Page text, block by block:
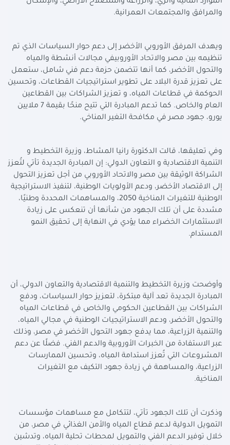
الموارد المائية والري، والزراعة واستصلاح الأراضي، والإسكان
والمرافق والمجتمعات العمرانية.
ويهدف المرفق الأوروبي الأخضر إلى دعم حوار السياسات الذي تم
تنظيمه بين مصر والاتحاد الأوروبيفي مجالات أنشطة والمياه
والتحول الأخضر، كما أنها تتضمن حزمة دعم فني شامل، ستعمل
على تعزيز قدرة البلاد على تطوير استراتيجيات القطاعات، وتحسين
الحوكمة في قطاعات المياه، و تعزيز الشراكات بين القطاعين
العام والخاص. كما تدعم المبادرة التي تتيح منحًا بقيمة 7 ملايين
يورو، جهود مصر في مكافحة التغير المناخي.
وفي تعليقها، قالت الدكتورة رانيا المشاط، وزيرة التخطيط و
التنمية الاقتصادية و التعاون الدولي: إن المبادرة الجديدة تأتي لتُعزز
الشراكة الوثيقة بين مصر والاتحاد الأوروبي من أجل تعزيز التحول
إلى الاقتصاد الأخضر، ودعم الأولويات الوطنية، لتنفيذ الاستراتيجية
الوطنية للتغيرات المناخية 2050، والمساهمات المحددة وطنيًا،
مشددة على أن تلك الجهود من شأنها أن تنعكس على زيادة
الاستثمارات الخضراء مما يؤدي في النهاية إلى تحقيق النمو
المستدام.
وأوضحت وزيرة التخطيط والتنمية الاقتصادية والتعاون الدولي، أن
المبادرة الجديدة تعد آلية مبتكرة، لتعزيز حوار السياسات، ودفع
الشراكات بين القطاعين الحكومي والخاص في قطاعات المياه
والتحول الأخضر، ودعم الاستراتيجيات الوطنية في مجالي المياه،
والتنمية الزراعية، مما يدفع جهود التحول الأخضر في مصر، وذلك
عبر الاستفادة من الخبرات الأوروبية والدعم الفني. فضلًا عن دعم
المشروعات التي تُعزز استدامة المياه، وتحسين الممارسات
الزراعية، والمساهمة في زيادة جهود التكيف مع التغيرات
المناخية.
وذكرت أن تلك الجهود تأتي، لتتكامل مع مساهمات مؤسسات
التمويل الدولية لدعم قطاع المياه والأمن الغذائي في مصر، من
خلال توفير الدعم الفني والتمويل لمحطات تحلية المياه، وتدشين